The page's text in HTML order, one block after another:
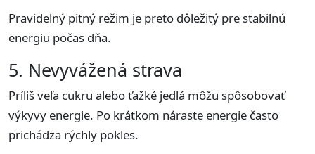
Pravidelný pitný režim je preto dôležitý pre stabilnú
energiu počas dňa.
5. Nevyvážená strava
Príliš veľa cukru alebo ťažké jedlá môžu spôsobovať
výkyvy energie. Po krátkom náraste energie často
prichádza rýchly pokles.